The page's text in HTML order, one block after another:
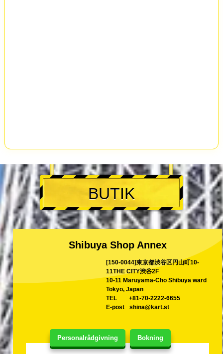
Personalrådgivning Bokning
BUTIK
Shibuya Shop Annex
[150-0044]東京都渋谷区円山町10-
11THE CITY渋谷2F
10-11 Maruyama-Cho Shibuya ward
Tokyo, Japan
TEL
+81-70-2222-6655
E-post
shina@kart.st